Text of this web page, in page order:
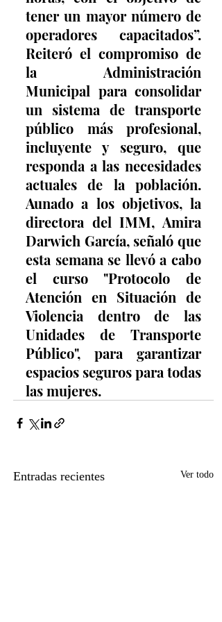
tener un mayor número de
operadores capacitados”.
Reiteró el compromiso de
la Administración
Municipal para consolidar
un sistema de transporte
público más profesional,
incluyente y seguro, que
responda a las necesidades
actuales de la población.
Aunado a los objetivos, la
directora del IMM, Amira
Darwich García, señaló que
esta semana se llevó a cabo
el curso "Protocolo de
Atención en Situación de
Violencia dentro de las
Unidades de Transporte
Público", para garantizar
espacios seguros para todas
las mujeres.
Entradas recientes Ver todo